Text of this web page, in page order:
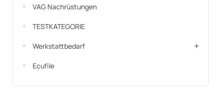
VAG Nachrüstungen
TESTKATEGORIE
Werkstattbedarf
Ecufile